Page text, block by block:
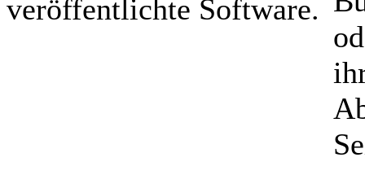
veröffentlichte Software.